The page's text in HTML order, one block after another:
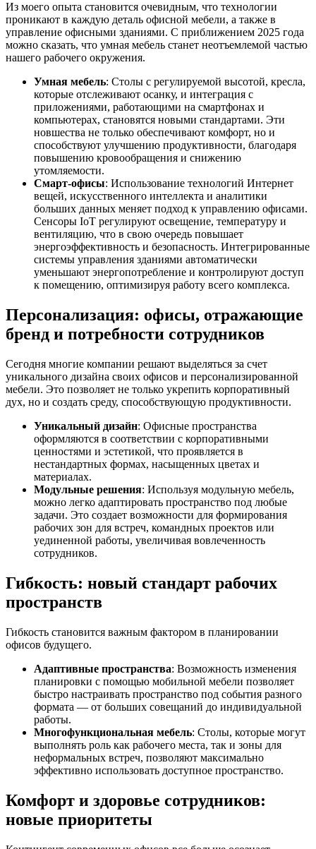
Из моего опыта становится очевидным, что технологии
проникают в каждую деталь офисной мебели, а также в
управление офисными зданиями. С приближением 2025 года
можно сказать, что умная мебель станет неотъемлемой частью
нашего рабочего окружения.
Умная мебель: Столы с регулируемой высотой, кресла,
которые отслеживают осанку, и интеграция с
приложениями, работающими на смартфонах и
компьютерах, становятся новыми стандартами. Эти
новшества не только обеспечивают комфорт, но и
способствуют улучшению продуктивности, благодаря
повышению кровообращения и снижению
утомляемости.
Смарт-офисы: Использование технологий Интернет
вещей, искусственного интеллекта и аналитики
больших данных меняет подход к управлению офисами.
Сенсоры IoT регулируют освещение, температуру и
вентиляцию, что в свою очередь повышает
энергоэффективность и безопасность. Интегрированные
системы управления зданиями автоматически
уменьшают энергопотребление и контролируют доступ
к помещению, оптимизируя работу всего комплекса.
Персонализация: офисы, отражающие
бренд и потребности сотрудников
Сегодня многие компании решают выделяться за счет
уникального дизайна своих офисов и персонализированной
мебели. Это позволяет не только укрепить корпоративный
дух, но и создать среду, способствующую продуктивности.
Уникальный дизайн: Офисные пространства
оформляются в соответствии с корпоративными
ценностями и эстетикой, что проявляется в
нестандартных формах, насыщенных цветах и
материалах.
Модульные решения: Используя модульную мебель,
можно легко адаптировать пространство под любые
задачи. Это создает возможности для формирования
рабочих зон для встреч, командных проектов или
уединенной работы, увеличивая вовлеченность
сотрудников.
Гибкость: новый стандарт рабочих
пространств
Гибкость становится важным фактором в планировании
офисов будущего.
Адаптивные пространства: Возможность изменения
планировки с помощью мобильной мебели позволяет
быстро настраивать пространство под события разного
формата — от больших совещаний до индивидуальной
работы.
Многофункциональная мебель: Столы, которые могут
выполнять роль как рабочего места, так и зоны для
неформальных встреч, позволяют максимально
эффективно использовать доступное пространство.
Комфорт и здоровье сотрудников:
новые приоритеты